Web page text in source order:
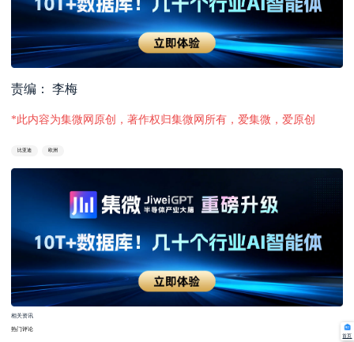
责编： 李梅
*此内容为集微网原创，著作权归集微网所有，爱集微，爱原创
比亚迪 欧洲
相关资讯
热门评论
首页